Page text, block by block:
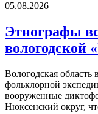
05.08.2026
Этнографы
вологодской
Вологодская область
фольклорной
вооруженные
Нюксенский округ,